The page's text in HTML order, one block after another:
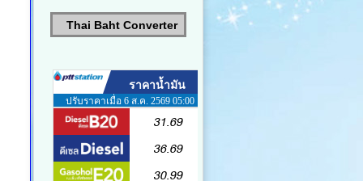
Thai Baht Converter